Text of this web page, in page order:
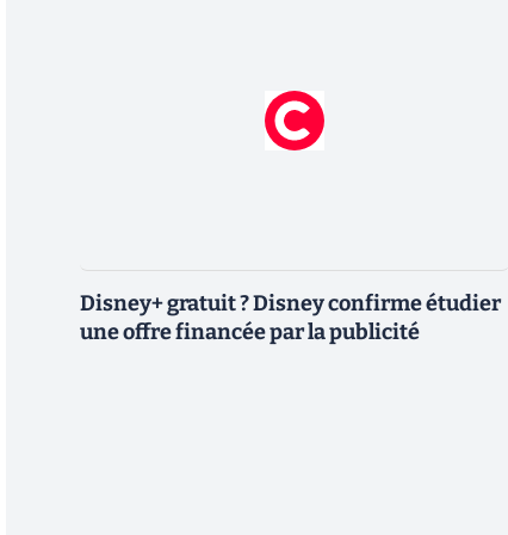
Disney+ gratuit ? Disney confirme étudier
une offre financée par la publicité